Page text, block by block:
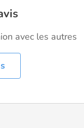
avec les autres